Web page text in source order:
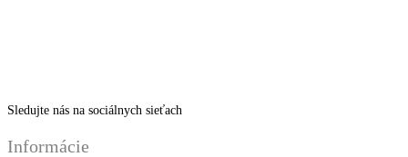
Sledujte nás na sociálnych sieťach
Informácie